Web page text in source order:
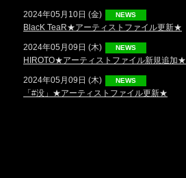
2024年05月10日 (金) NEWS
BlacK TeaR★アーティストファイル更新★
2024年05月09日 (木) NEWS
HIROTO★アーティストファイル新規追加★
2024年05月09日 (木) NEWS
「#没」★アーティストファイル更新★